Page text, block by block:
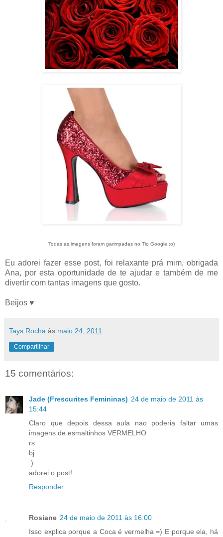
Todas as imagens foram garimpadas no Tio Google ;o)
Eu adorei fazer esse post, foi relaxante prá mim, obrigada
Ana, por esta oportunidade de te ajudar e também de me
divertir com tantas imagens que gosto.
Beijos ♥
Tays Rocha às maio 24, 2011
Compartilhar
15 comentários:
Jade (Frescurites Femininas) 24 de maio de 2011 às
15:44
Claro que depois dessa aula nao poderia faltar umas
imagens de esmaltinhos VERMELHO
rs
bj
:)
adorei o post!
Responder
Rosiane 24 de maio de 2011 às 16:00
Isso explica porque a Coca é vermelha =) E porque ela, há